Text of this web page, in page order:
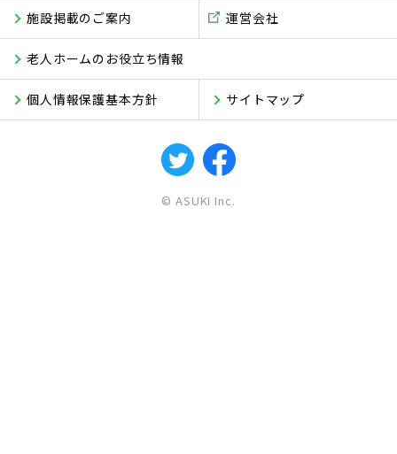
施設掲載のご案内
老人ホームのお役立ち情報
サイトマップ
運営会社
個人情報保護基本方針
© ASUKI Inc.